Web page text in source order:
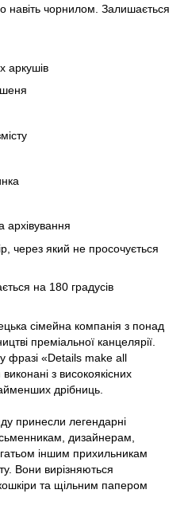
навіть чорнилом. Залишається
аркушів
архівування
через який не просочується
на 180 градусів
сімейна компанія з понад
преміальної канцелярії.
фразі «Details make all
з високоякісних
дрібниць.
принесли легендарні
дизайнерам,
іншим прихильникам
Вони вирізняються
та щільним папером